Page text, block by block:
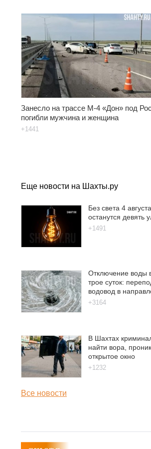
Занесло на трассе М-4 «Дон» под
погибли мужчина и женщина
+1441
Еще новости на Шахты.ру
Без света 4
останутся девять
+1491
Отключение воды
трое суток:
водовод в
+3164
В Шахтах
найти вора,
открытое окно
+1232
Все новости